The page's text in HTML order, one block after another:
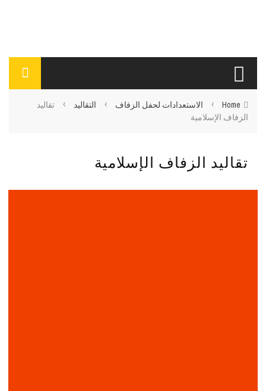
Home
› الاستعدادات لحفل الزفاف › التقاليد ›
تقاليد
الزفاف الإسلامية
تقاليد الزفاف الإسلامية